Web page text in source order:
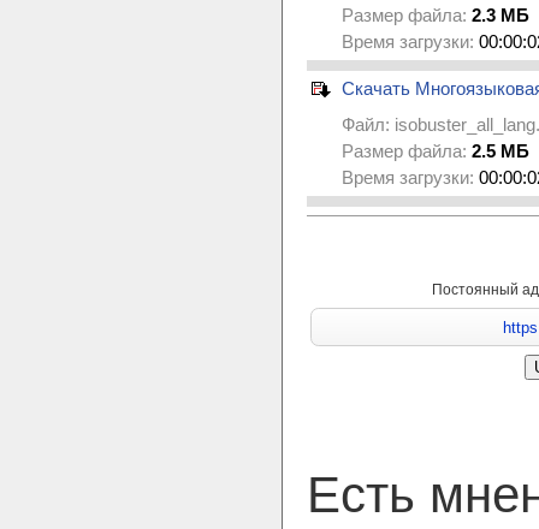
Размер файла: 2.3 МБ
Время загрузки:
Скачать
Файл:
Размер файла: 2.5 МБ
Время загрузки:
Постоянный
Есть